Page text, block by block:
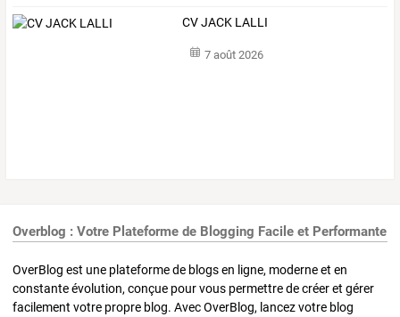
CV JACK LALLI
7 août 2026
Overblog : Votre Plateforme de Blogging Facile et Performante
OverBlog est une plateforme de blogs en ligne, moderne et en
constante évolution, conçue pour vous permettre de créer et gérer
facilement votre propre blog. Avec OverBlog, lancez votre blog